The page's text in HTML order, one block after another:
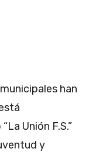
han
Unión F.S.”
y